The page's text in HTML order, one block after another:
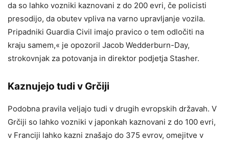
da so lahko vozniki kaznovani z do 200 evri, če policisti
presodijo, da obutev vpliva na varno upravljanje vozila.
Pripadniki Guardia Civil imajo pravico o tem odločiti na
kraju samem,« je opozoril Jacob Wedderburn-Day,
strokovnjak za potovanja in direktor podjetja Stasher.
Kaznujejo tudi v Grčiji
Podobna pravila veljajo tudi v drugih evropskih državah. V
Grčiji so lahko vozniki v japonkah kaznovani z do 100 evri,
v Franciji lahko kazni znašajo do 375 evrov, omejitve v